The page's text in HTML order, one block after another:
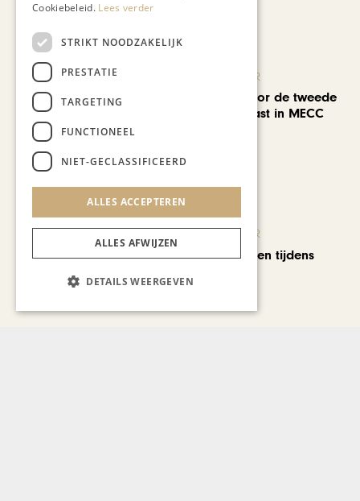
Recent nieuws
KUNST & CULTUUR
EuropArtFair voor de tweede
keer op rij te gast in MECC
KUNST & CULTUUR
Wereldse beelden tijdens
Cookiebeleid. Lees verder
STRIKT NOODZAKELIJK
PRESTATIE
TARGETING
FUNCTIONEEL
NIET-GECLASSIFICEERD
ALLES ACCEPTEREN
ALLES AFWIJZEN
DETAILS WEERGEVEN